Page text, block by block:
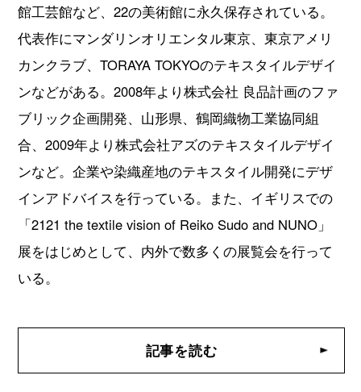
館工芸館など、22の美術館に永久保存されている。
代表作にマンダリンオリエンタル東京、東京アメリ
カンクラブ、TORAYA TOKYOのテキスタイルデザイ
ンなどがある。2008年より株式会社 良品計画のファ
ブリック企画開発、山形県、鶴岡織物工業協同組
合、2009年より株式会社アズのテキスタイルデザイ
ンなど。企業や染織産地のテキスタイル開発にデザ
インアドバイスを行っている。また、イギリスでの
「2121 the textile vision of Reiko Sudo and NUNO」
展をはじめとして、内外で数多くの展覧会を行って
いる。
記事を読む